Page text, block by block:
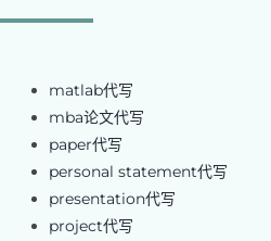
matlab代写
mba论文代写
paper代写
personal statement代写
presentation代写
project代写